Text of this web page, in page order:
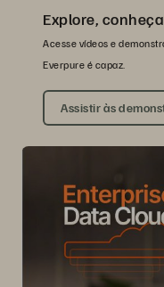
Explore,
Acesse vídeos e
Everpure é capaz.
Assistir às